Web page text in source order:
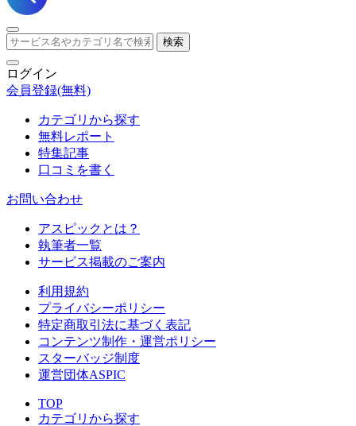
検索
ログイン
会員登録(無料)
カテゴリから探す
無料レポート
特集記事
口コミを書く
お問い合わせ
アスピックとは？
執筆者一覧
サービス掲載のご案内
利用規約
プライバシーポリシー
特定商取引法に基づく表記
コンテンツ制作・運営ポリシー
スターバッジ制度
運営団体ASPIC
TOP
カテゴリから探す